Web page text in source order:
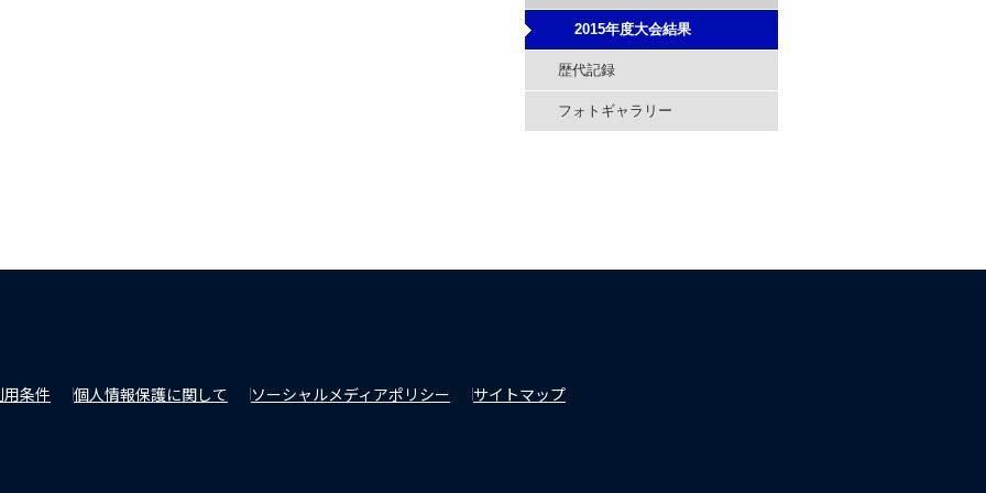
2015年度大会結果
歴代記録
フォトギャラリー
条件 個人情報保護に関して ソーシャルメディアポリシー サイトマップ